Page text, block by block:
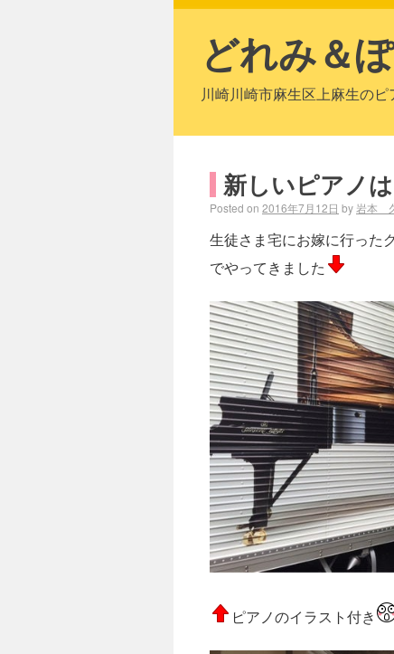
どれみ＆
川崎川崎市麻生区上麻生の
新しいピアノ
Posted on 2016年7月12日 by 岩本
生徒さま宅にお嫁に行った
でやってきました
ピアノのイラスト付き